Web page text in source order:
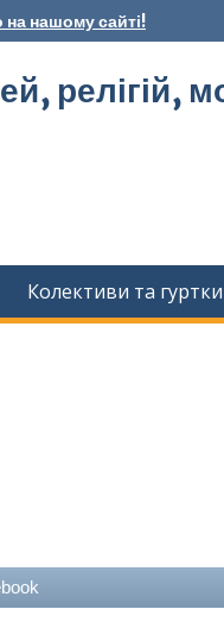
нашому сайті!
релігій,
Колективи та гуртки